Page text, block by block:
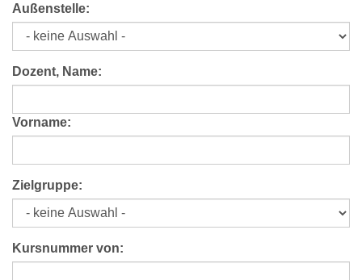
Außenstelle:
Dozent, Name:
Vorname:
Zielgruppe:
Kursnummer von: